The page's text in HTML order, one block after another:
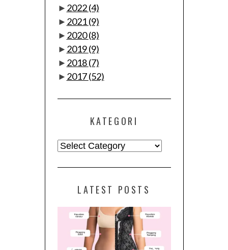
► 2022(4)
► 2021(9)
► 2020(8)
► 2019(9)
► 2018(7)
► 2017(52)
KATEGORI
Kategori
LATEST POSTS